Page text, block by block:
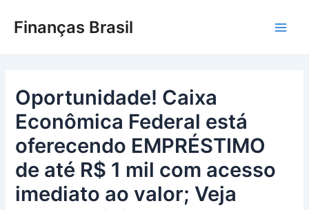
paraFinanças Brasil
Oportunidade! Caixa
Econômica Federal está
oferecendo EMPRÉSTIMO
de até R$ 1 mil com acesso
imediato ao valor; Veja